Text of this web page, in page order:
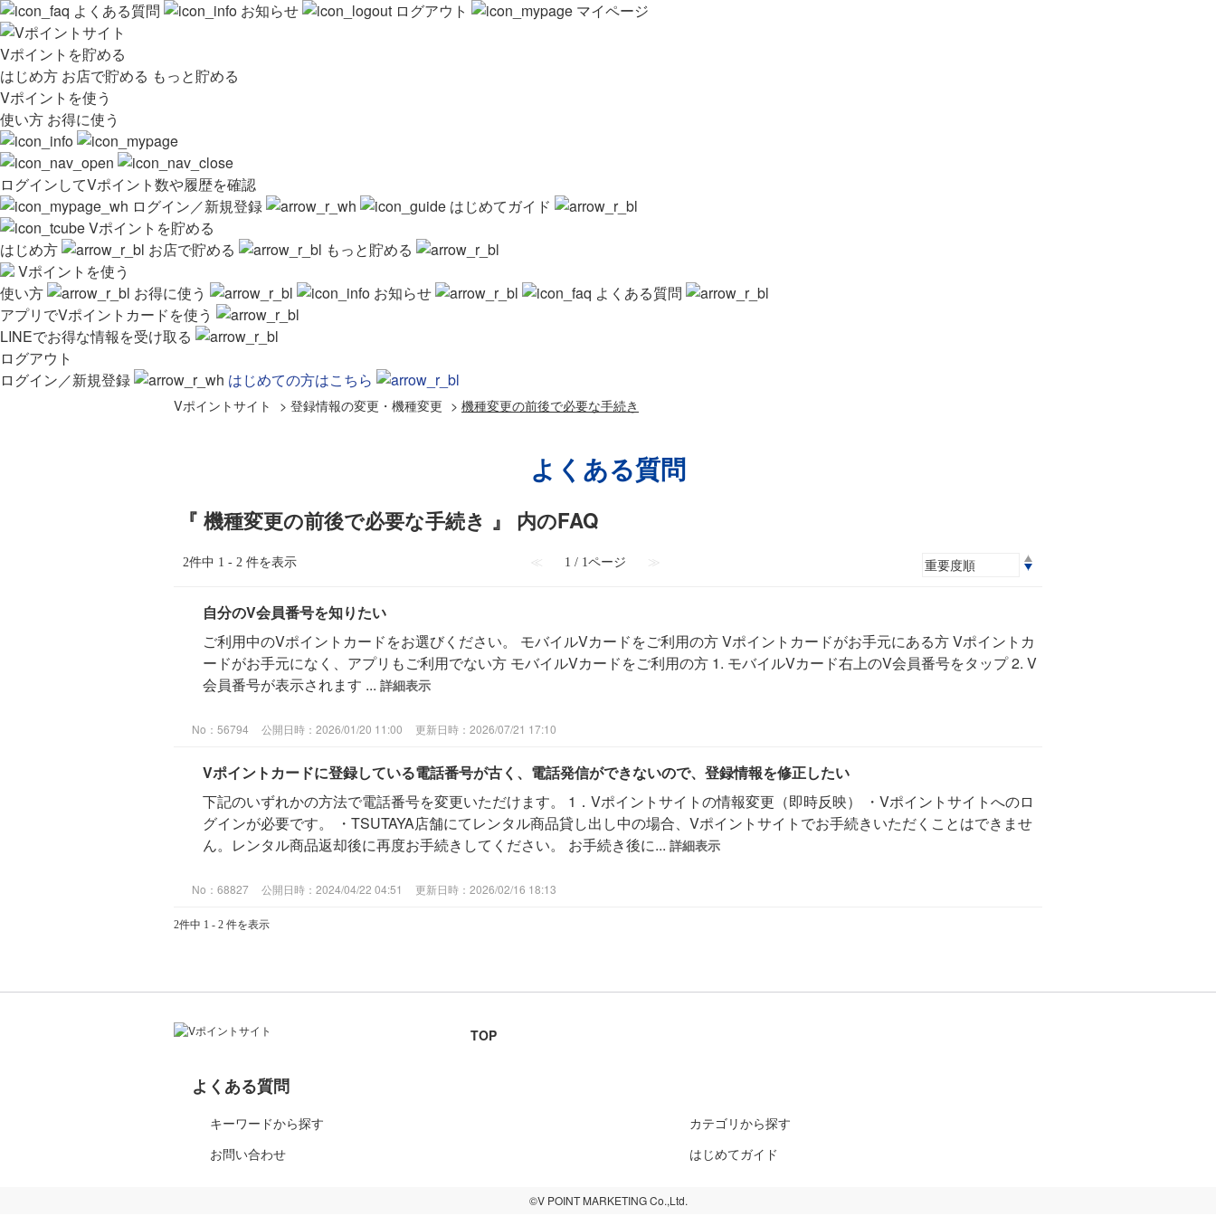
よくある質問 お知らせ ログアウト マイページ
Vポイントを貯める
はじめ方 お店で貯める もっと貯める
Vポイントを使う
使い方 お得に使う
ログインしてVポイント数や履歴を確認
ログイン／新規登録
はじめてガイド
Vポイントを貯める
はじめ方
お店で貯める
もっと貯める
Vポイントを使う
使い方
お得に使う お知らせ
よくある質問
アプリでVポイントカードを使う
LINEでお得な情報を受け取る
ログアウト
ログイン／新規登録
はじめての方はこちら
Vポイントサイト > 登録情報の変更・機種変更 > 機種変更の前後で必要な手続き
よくある質問
『 機種変更の前後で必要な手続き 』 内のFAQ
2件中 1 - 2 件を表示 ≪ 1 / 1ページ ≫
自分のV会員番号を知りたい
ご利用中のVポイントカードをお選びください。 モバイルVカードをご利用の方 Vポイントカードがお手元にある方 Vポイントカ
ードがお手元になく、アプリもご利用でない方 モバイルVカードをご利用の方 1. モバイルVカード右上のV会員番号をタップ 2. V
会員番号が表示されます ... 詳細表示
No：56794 公開日時：2026/01/20 11:00 更新日時：2026/07/21 17:10
Vポイントカードに登録している電話番号が古く、電話発信ができないので、登録情報を修正したい
下記のいずれかの方法で電話番号を変更いただけます。 1．Vポイントサイトの情報変更（即時反映） ・Vポイントサイトへのロ
グインが必要です。 ・TSUTAYA店舗にてレンタル商品貸し出し中の場合、Vポイントサイトでお手続きいただくことはできませ
ん。レンタル商品返却後に再度お手続きしてください。 お手続き後に... 詳細表示
No：68827 公開日時：2024/04/22 04:51 更新日時：2026/02/16 18:13
2件中 1 - 2 件を表示
TOP
よくある質問
キーワードから探す
カテゴリから探す
お問い合わせ
はじめてガイド
©V POINT MARKETING Co.,Ltd.